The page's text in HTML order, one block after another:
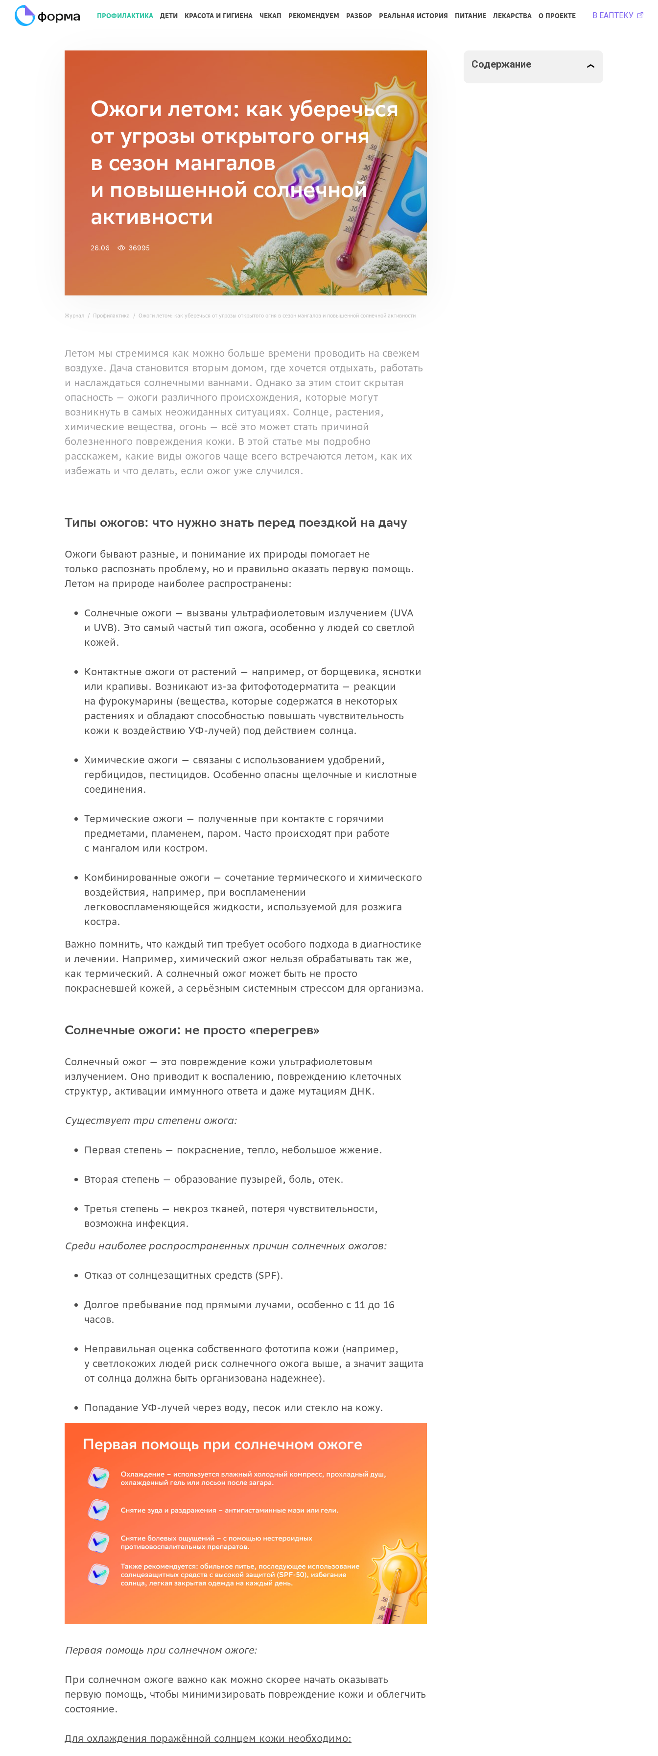
ПРОФИЛАКТИКА ДЕТИ КРАСОТА И ГИГИЕНА ЧЕКАП РЕКОМЕНДУЕМ РАЗБОР РЕАЛЬНАЯ ИСТОРИЯ ПИТАНИЕ ЛЕКАРСТВА О ПРОЕКТЕ В ЕАПТЕКУ
Ожоги летом: как уберечься
от угрозы открытого огня
в сезон мангалов
и повышенной солнечной
активности
26.06 36995
Журнал Профилактика Ожоги летом: как уберечься от угрозы открытого огня в сезон мангалов и повышенной солнечной активности
Летом мы стремимся как можно больше времени проводить на свежем
воздухе. Дача становится вторым домом, где хочется отдыхать, работать
и наслаждаться солнечными ваннами. Однако за этим стоит скрытая
опасность — ожоги различного происхождения, которые могут
возникнуть в самых неожиданных ситуациях. Солнце, растения,
химические вещества, огонь — всё это может стать причиной
болезненного повреждения кожи. В этой статье мы подробно
расскажем, какие виды ожогов чаще всего встречаются летом, как их
избежать и что делать, если ожог уже случился.
Типы ожогов: что нужно знать перед поездкой на дачу
Ожоги бывают разные, и понимание их природы помогает не
только распознать проблему, но и правильно оказать первую помощь.
Летом на природе наиболее распространены:
Солнечные ожоги — вызваны ультрафиолетовым излучением (UVA
и UVB). Это самый частый тип ожога, особенно у людей со светлой
кожей.
Контактные ожоги от растений — например, от борщевика, яснотки
или крапивы. Возникают из-за фитофотодерматита — реакции
на фурокумарины (вещества, которые содержатся в некоторых
растениях и обладают способностью повышать чувствительность
кожи к воздействию УФ-лучей) под действием солнца.
Химические ожоги — связаны с использованием удобрений,
гербицидов, пестицидов. Особенно опасны щелочные и кислотные
соединения.
Термические ожоги — полученные при контакте с горячими
предметами, пламенем, паром. Часто происходят при работе
с мангалом или костром.
Комбинированные ожоги — сочетание термического и химического
воздействия, например, при воспламенении
легковоспламеняющейся жидкости, используемой для розжига
костра.
Важно помнить, что каждый тип требует особого подхода в диагностике
и лечении. Например, химический ожог нельзя обрабатывать так же,
как термический. А солнечный ожог может быть не просто
покрасневшей кожей, а серьёзным системным стрессом для организма.
Солнечные ожоги: не просто «перегрев»
Солнечный ожог — это повреждение кожи ультрафиолетовым
излучением. Оно приводит к воспалению, повреждению клеточных
структур, активации иммунного ответа и даже мутациям ДНК.
Существует три степени ожога:
Первая степень — покраснение, тепло, небольшое жжение.
Вторая степень — образование пузырей, боль, отек.
Третья степень — некроз тканей, потеря чувствительности,
возможна инфекция.
Среди наиболее распространенных причин солнечных ожогов:
Отказ от солнцезащитных средств (SPF).
Долгое пребывание под прямыми лучами, особенно с 11 до 16
часов.
Неправильная оценка собственного фототипа кожи (например,
у светлокожих людей риск солнечного ожога выше, а значит защита
от солнца должна быть организована надежнее).
Попадание УФ-лучей через воду, песок или стекло на кожу.
Первая помощь при солнечном ожоге:
При солнечном ожоге важно как можно скорее начать оказывать
первую помощь, чтобы минимизировать повреждение кожи и облегчить
состояние.
Для охлаждения поражённой солнцем кожи необходимо:
Содержание